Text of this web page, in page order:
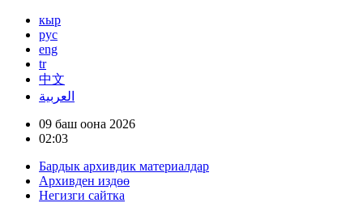
кыр
рус
eng
tr
中文
العربية
09 баш оона 2026
02:03
Бардык архивдик материалдар
Архивден издөө
Негизги сайтка